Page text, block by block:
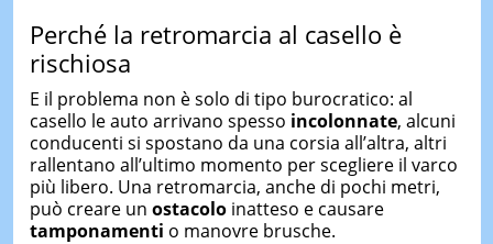
Perché la retromarcia al casello è
rischiosa
E il problema non è solo di tipo burocratico: al
casello le auto arrivano spesso incolonnate, alcuni
conducenti si spostano da una corsia all’altra, altri
rallentano all’ultimo momento per scegliere il varco
più libero. Una retromarcia, anche di pochi metri,
può creare un ostacoloinatteso e causare
tamponamenti o manovre brusche.